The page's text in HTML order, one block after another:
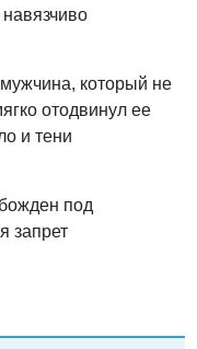
который не
отодвинул ее
и тени
под
запрет